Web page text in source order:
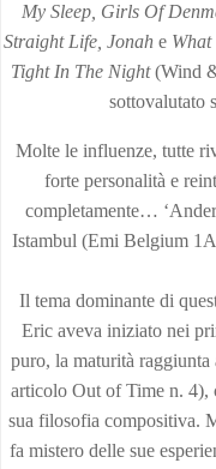
My Sleep, Girls Of
Straight Life, Jonah e
Tight In The Night(Wind
sottovalutato
Molte le influenze, tutte
forte personalità e
completamente…
Istambul (Emi Belgium
Il tema dominante di
Eric aveva iniziato nei
puro, la maturità raggiunta
articolo Out of Time n. 4),
sua filosofia compositiva.
fa mistero delle sue